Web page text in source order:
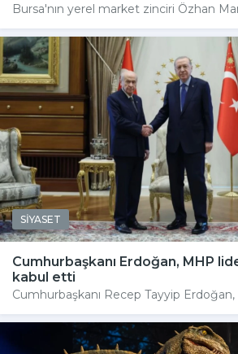
Bursa'nın yerel market zinciri Özhan
SİYASET
Cumhurbaşkanı Erdoğan, MHP
kabul etti
Cumhurbaşkanı Recep Tayyip